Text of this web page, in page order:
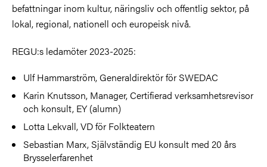
befattningar inom kultur, näringsliv och offentlig sektor, på
lokal, regional, nationell och europeisk nivå.
REGU:s ledamöter 2023-2025:
Ulf Hammarström, Generaldirektör för SWEDAC
Karin Knutsson, Manager, Certifierad verksamhetsrevisor
och konsult, EY (alumn)
Lotta Lekvall, VD för Folkteatern
Sebastian Marx, Självständig EU konsult med 20 års
Brysselerfarenhet